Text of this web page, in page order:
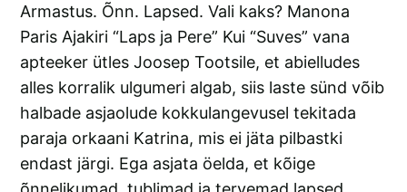
Armastus. Õnn. Lapsed. Vali kaks? Manona
Paris Ajakiri “Laps ja Pere” Kui “Suves” vana
apteeker ütles Joosep Tootsile, et abielludes
alles korralik ulgumeri algab, siis laste sünd võib
halbade asjaolude kokkulangevusel tekitada
paraja orkaani Katrina, mis ei jäta pilbastki
endast järgi. Ega asjata öelda, et kõige